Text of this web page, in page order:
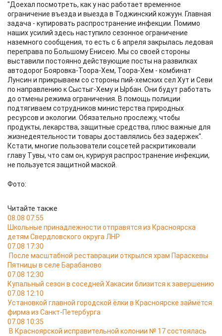
"Доехал посмотреть, как у нас работает временное
ограничение въезда и выезда в Тоджинский кожуун. Главная
задача - купировать распространение инфекции. Помимо
наших усилий здесь наступило сезонное ограничение
наземного сообщения, то есть с 6 апреля закрылась ледовая
переправа по Большому Енисею. Мы со своей стороны
выставили постоянно действующие посты на развилках
автодорог Бояровка-Тоора-Хем, Тоора-Хем - комбинат
Лунсин и прикрываем со стороны пий-хемских сел Хут и Севи
по направлению к Сыстыг-Хему и Ырбан. Они будут работать
до отмены режима ограничения. В помощь полиции
подтягиваем сотрудников министерства природных
ресурсов и экологии. Обязательно прослежу, чтобы
продукты, лекарства, защитные средства, плюс важные для
жизнедеятельности товары доставлялись без задержек".
Кстати, многие пользователи соцсетей раскритиковали
главу Тувы, что сам он, курируя распространение инфекции,
не пользуется защитной маской.
Фото:
Читайте также
08.08 07:55
Школьные принадлежности отправятся из Красноярска
детям Свердловского округа ЛНР
07.08 17:30
После масштабной реставрации открылся храм Параскевы
Пятницы в селе Барабаново
07.08 12:30
Купальный сезон в соседней Хакасии близится к завершению
07.08 12:10
Установкой главной городской ёлки в Красноярске займётся
фирма из Санкт-Петербурга
07.08 10:35
В Красноярской исправительной колонии № 17 состоялась